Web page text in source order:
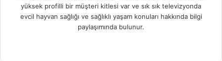
yüksek profilli bir müşteri kitlesi var ve sık sık televizyonda
evcil hayvan sağlığı ve sağlıklı yaşam konuları hakkında bilgi
paylaşımında bulunur.